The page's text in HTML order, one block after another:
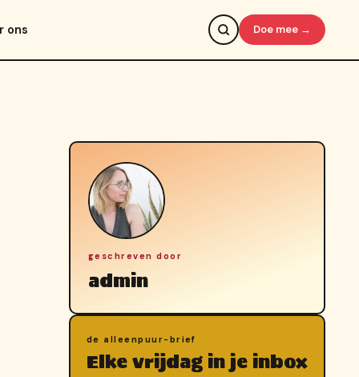
ons Doe mee →
geschreven door
admin
de alleenpuur-brief
Elke vrijdag in je inbox